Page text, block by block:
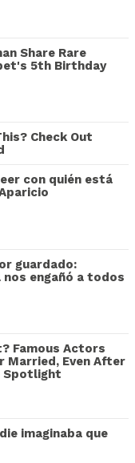
Share Rare
5th Birthday
Check Out
con quién está
guardado:
engañó a todos
Famous Actors
Married, Even After
Spotlight
imaginaba que